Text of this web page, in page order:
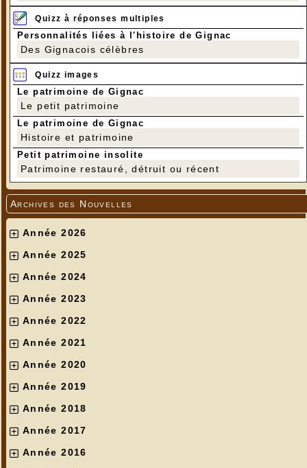
Quizz à réponses multiples
Personnalités liées à l'histoire de Gignac
Des Gignacois célèbres
Quizz images
Le patrimoine de Gignac
Le petit patrimoine
Le patrimoine de Gignac
Histoire et patrimoine
Petit patrimoine insolite
Patrimoine restauré, détruit ou récent
Archives des Nouvelles
Année 2026
Année 2025
Année 2024
Année 2023
Année 2022
Année 2021
Année 2020
Année 2019
Année 2018
Année 2017
Année 2016